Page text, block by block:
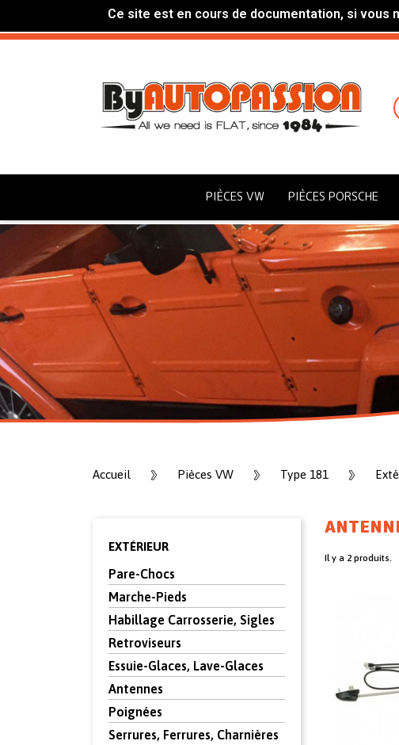
Ce site est en cours de documentation, si vous
PIÈCES VW PIÈCES PORSCHE
Accueil Pièces VW Type 181
EXTÉRIEUR
Pare-Chocs
Marche-Pieds
Habillage Carrosserie, Sigles
Retroviseurs
Essuie-Glaces, Lave-Glaces
Antennes
Poignées
Serrures, Ferrures, Charnières
Il y a 2 produits.